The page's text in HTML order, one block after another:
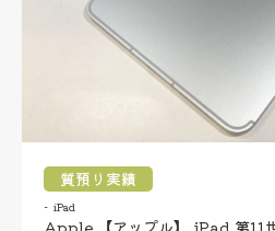
質預り実績
iPad